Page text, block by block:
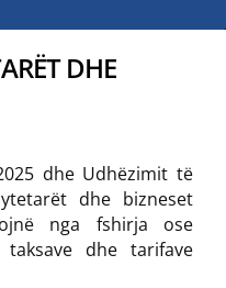
DHE
dhe Udhëzimit të
dhe bizneset
nga fshirja ose
dhe tarifave